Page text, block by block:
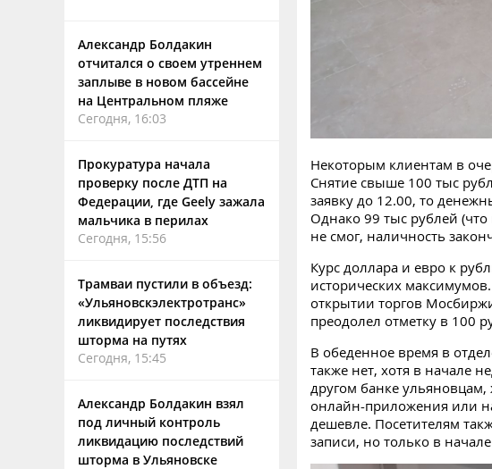
Александр Болдакин
отчитался о своем утреннем
заплыве в новом бассейне
на Центральном пляже
Сегодня, 16:03
Прокуратура начала
проверку после ДТП на
Федерации, где Geely зажала
мальчика в перилах
Сегодня, 15:56
Трамваи пустили в объезд:
«Ульяновскэлектротранс»
ликвидирует последствия
шторма на путях
Сегодня, 15:45
Александр Болдакин взял
под личный контроль
ликвидацию последствий
шторма в Ульяновске
Некоторым клиентам в
Снятие свыше 100 тыс
заявку до 12.00, то
Однако 99 тыс рублей
не смог, наличность
Курс доллара и евро к
исторических
открытии торгов
преодолел отметку в 100
В обеденное время в
также нет, хотя в начале
другом банке
онлайн-приложения или
дешевле. Посетителям
записи, но только в